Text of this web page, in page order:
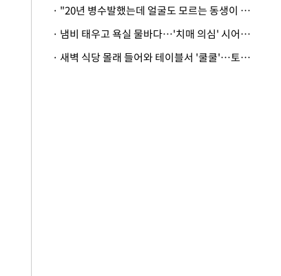
· "20년 병수발했는데 얼굴도 모르는 동생이 유산 절반을"…배다른 형제 상속권 있을까
· 냄비 태우고 욕실 물바다…'치매 의심' 시어머니 검사 권유했다가 '날벼락'
· 새벽 식당 몰래 들어와 테이블서 '쿨쿨'…토사물 남기고 사라진 남성